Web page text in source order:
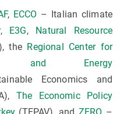
, ECCO – Italian climate
, E3G, Natural Resource
the Regional Center for
and Energy
Economics and
The Economic Policy